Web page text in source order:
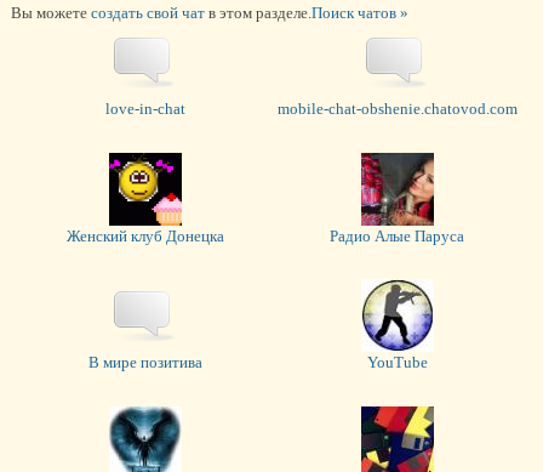
Вы можете создать свой чатв этом разделе.Поиск чатов »
love-in-chat mobile-chat-obshenie.chatovod.com
Женский клуб Донецка Радио Алые Паруса
В мире позитива YouTube